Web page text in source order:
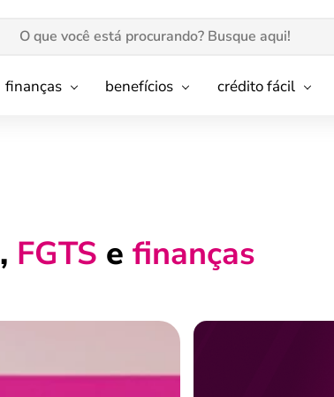
finanças benefícios crédito fácil
, FGTS e finanças